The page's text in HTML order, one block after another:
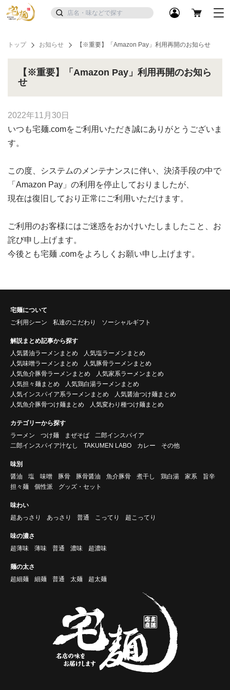
トップ お知らせ 【※重要】「Amazon Pay」利用再開のお知らせ
【※重要】「Amazon Pay」利用再開のお知ら
せ
2022年11月30日
いつも宅麺.comをご利用いただき誠にありがとうございま
す。
この度、システムのメンテナンスに伴い、決済手段の中で
「Amazon Pay」の利用を停止しておりましたが、
現在は復旧しており正常にご利用いただけます。
ご利用のお客様にはご迷惑をおかけいたしましたこと、お
詫び申し上げます。
今後とも宅麺 .comをよろしくお願い申し上げます。
宅麺について
ご利用シーン
私達のこだわり ソーシャルギフト
解説まとめ記事から探す
人気醤油ラーメンまとめ
人気塩ラーメンまとめ
人気味噌ラーメンまとめ
人気豚骨ラーメンまとめ
人気魚介豚骨ラーメンまとめ
人気家系ラーメンまとめ
人気担々麺まとめ
人気鶏白湯ラーメンまとめ
人気インスパイア系ラーメンまとめ
人気醤油つけ麺まとめ
人気魚介豚骨つけ麺まとめ
人気変わり種つけ麺まとめ
カテゴリーから探す
ラーメン
つけ麺 まぜそば
二郎インスパイア
二郎インスパイア汁なし
TAKUMEN LABO カレー その他
味別
醤油
塩 味噌 豚骨 豚骨醤油 魚介豚骨 煮干し 鶏白湯 家系
旨辛
担々麺
個性派 グッズ・セット
味わい
超あっさり
あっさり 普通 こってり 超こってり
味の濃さ
超薄味
薄味 普通 濃味 超濃味
麺の太さ
超細麺
細麺 普通 太麺 超太麺